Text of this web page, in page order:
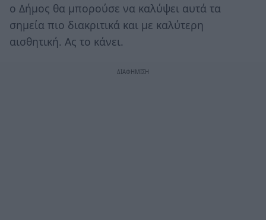
ο Δήμος θα μπορούσε να καλύψει αυτά τα
σημεία πιο διακριτικά και με καλύτερη
αισθητική. Ας το κάνει.